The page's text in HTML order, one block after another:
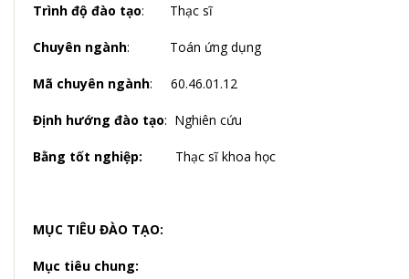
Trình độ đào tạo: Thạc sĩ
Chuyên ngành: Toán ứng dụng
Mã chuyên ngành: 60.46.01.12
Định hướng đào tạo: Nghiên cứu
Bằng tốt nghiệp: Thạc sĩ khoa học
MỤC TIÊU ĐÀO TẠO:
Mục tiêu chung: